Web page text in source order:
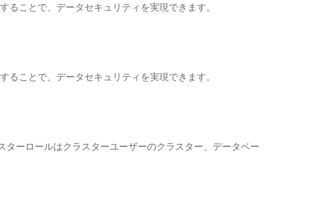
ことで、データセキュリティを実現できます。
ことで、データセキュリティを実現できます。
ーロールはクラスターユーザーのクラスター、データベー